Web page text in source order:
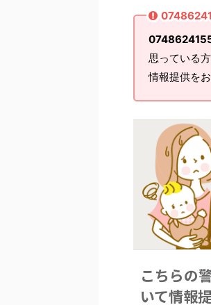
思っている
情報提供を
こちらの
いて情報